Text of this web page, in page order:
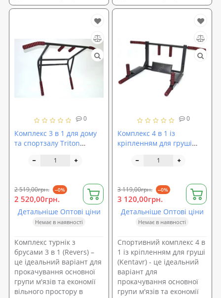
0
Комплекс 3 в 1 для дому
та спортзалу Triton
2 519,00грн. --0%
2 520,00грн.
Детальніше Оптові ціни
Немає в наявності
Комплекс турнік з
брусами 3 в 1 (Revers) –
це ідеальний варіант для
прокачування основної
групи м'язів та економії
вільного простору в
0
Комплекс 4 в 1 із
кріпленням для груші
3 119,00грн. --0%
3 120,00грн.
Детальніше Оптові ціни
Немає в наявності
Спортивний комплекс 4 в
1 із кріпленням для груші
(Kentavr) - це ідеальний
варіант для
прокачування основної
групи м'язів та економії